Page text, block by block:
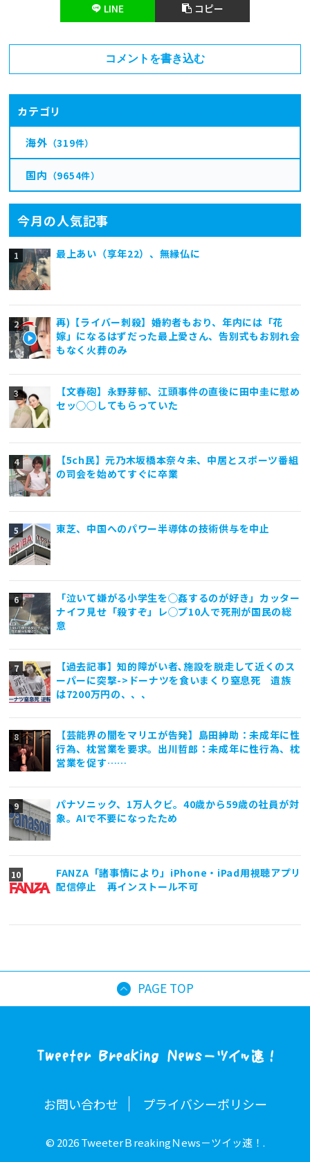
LINE
コピー
コメントを書き込む
カテゴリ
海外 （319件）
国内 （9654件）
今月の人気記事
最上あい（享年22）、無縁仏に
再)【ライバー刺殺】婚約者もおり、年内には「花
嫁」になるはずだった最上愛さん、告別式もお別れ会
もなく火葬のみ
【文春砲】永野芽郁、江頭事件の直後に田中圭に慰め
セッ◯◯してもらっていた
【5ch民】元乃木坂橋本奈々未、中居とスポーツ番組
の司会を始めてすぐに卒業
東芝、中国へのパワー半導体の技術供与を中止
「泣いて嫌がる小学生を◯姦するのが好き」カッター
ナイフ見せ「殺すぞ」レ◯プ10人で死刑が国民の総
意
【過去記事】知的障がい者､施設を脱走して近くのス
ーパーに突撃->ドーナツを食いまくり窒息死 遺族
は7200万円の、、、
【芸能界の闇をマリエが告発】島田紳助：未成年に性
行為、枕営業を要求。出川哲郎：未成年に性行為、枕
営業を促す……
パナソニック、1万人クビ。40歳から59歳の社員が対
象。AIで不要になったため
FANZA「諸事情により」iPhone・iPad用視聴アプリ
配信停止 再インストール不可
PAGE TOP
お問い合わせ プライバシーポリシー
© 2026 TweeterＢreakingＮews－ツイッ速！.